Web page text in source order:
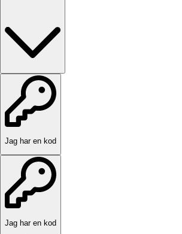
Jag har en kod
Jag har en kod